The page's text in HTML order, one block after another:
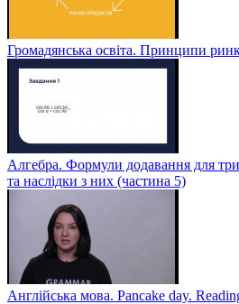
Громадянська освіта. Принципи
Алгебра. Формули додавання для
та наслідки з них (частина 5)
Англійська мова. Pancake day.